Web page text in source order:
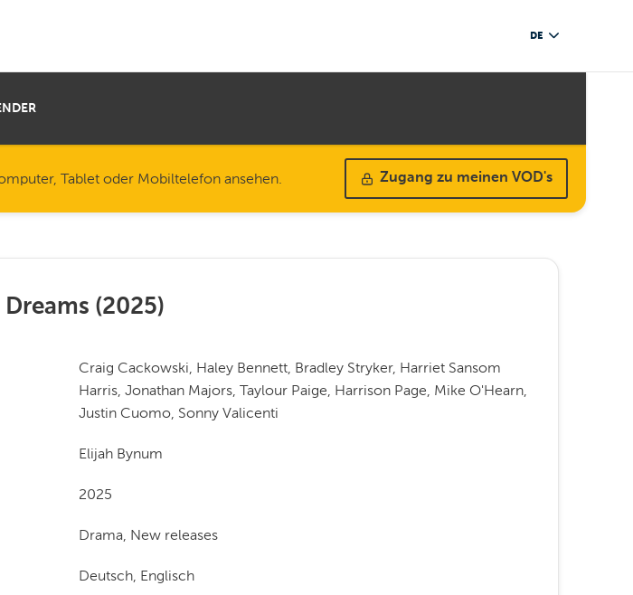
DE
Tablet oder Mobiltelefon ansehen. Zugang zu meinen VOD's
(2025)
Craig Cackowski, Haley Bennett, Bradley Stryker, Harriet Sansom
Harris, Jonathan Majors, Taylour Paige, Harrison Page, Mike O'Hearn,
Justin Cuomo, Sonny Valicenti
Elijah Bynum
2025
Drama, New releases
Deutsch, Englisch